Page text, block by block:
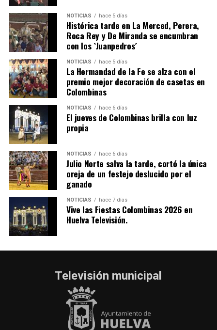
SEXTA CORRIDA DE LAS FIESTAS COLOMBINAS
2026
hace 2 días· Huelvatv
NOTICIAS hace 5 días
Histórica tarde en La Merced, Perera,
Roca Rey y De Miranda se encumbran
con los `Juanpedros´
NOTICIAS hace 5 días
La Hermandad de la Fe se alza con el
premio mejor decoración de casetas en
Colombinas
NOTICIAS hace 6 días
El jueves de Colombinas brilla con luz
propia
NOTICIAS hace 6 días
Julio Norte salva la tarde, cortó la única
oreja de un festejo deslucido por el
ganado
NOTICIAS hace 7 días
Vive las Fiestas Colombinas 2026 en
Huelva Televisión.
Televisión municipal